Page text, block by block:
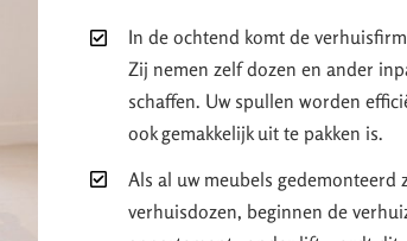
In de ochtend komt de
Zij nemen zelf dozen en ander
schaffen. Uw spullen worden
ook gemakkelijk uit te pakken is.
Als al uw meubels
verhuisdozen, beginnen de